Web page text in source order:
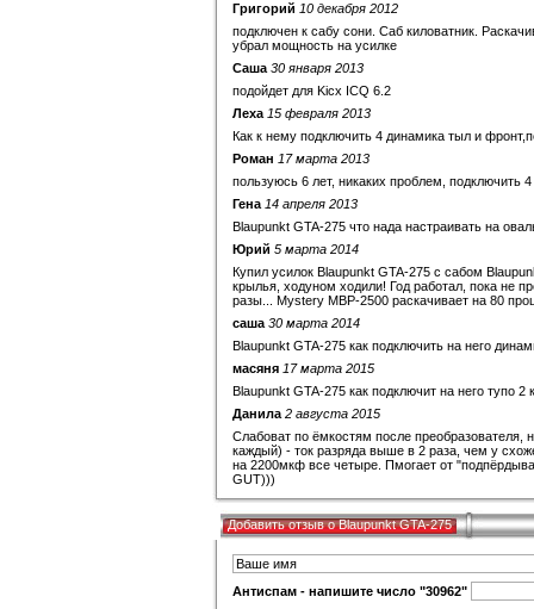
Григорий 10 декабря 2012
подключен к сабу сони. Саб киловатник.
убрал мощность на усилке
Саша 30 января 2013
подойдет для Kicx ICQ 6.2
Леха 15 февраля 2013
Как к нему подключить 4 динамика тыл и
Роман 17 марта 2013
пользуюсь 6 лет, никаких проблем, подключить
Гена 14 апреля 2013
Blaupunkt GTA-275 что нада настраивать на
Юрий 5 марта 2014
Купил усилок Blaupunkt GTA-275 с сабом
крылья, ходуном ходили! Год работал, пока не
разы... Mystery MBP-2500 раскачивает на 80
саша 30 марта 2014
Blaupunkt GTA-275 как подключить на него
масяня 17 марта 2015
Blaupunkt GTA-275 как подключит на него тупо 2
Данила 2 августа 2015
Слабоват по ёмкостям после преобразователя,
каждый) - ток разряда выше в 2 раза, чем у
на 2200мкф все четыре. Пмогает от
GUT)))
Добавить отзыв о Blaupunkt GTA-275
Антиспам - напишите число "30962"